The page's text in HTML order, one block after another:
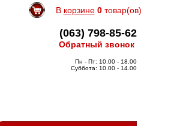
В корзине 0товар(ов)
(063) 798-85-62
Обратный звонок
Пн - Пт: 10.00 - 18.00
Суббота: 10.00 - 14.00